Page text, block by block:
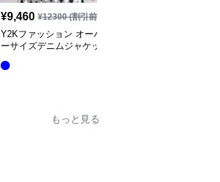
¥9,460 ¥12300(割引前)
Y2Kファッション オーバ
ーサイズデニムジャケッ
もっと見る